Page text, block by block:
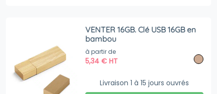
VENTER 16GB. Clé USB 16GB en
bambou
à partir de
5,34€ HT
Livraison 1 à 15 jours ouvrés